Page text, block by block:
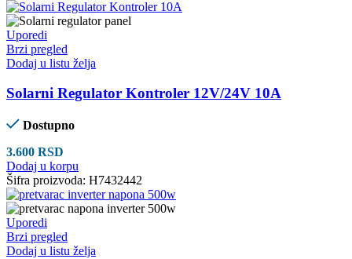
Uporedi
Brzi pregled
Dodaj u listu želja
Solarni Regulator Kontroler 12V/24V 10A
Dostupno
3.600 RSD
Dodaj u korpu
Šifra proizvoda: H7432442
Uporedi
Brzi pregled
Dodaj u listu želja